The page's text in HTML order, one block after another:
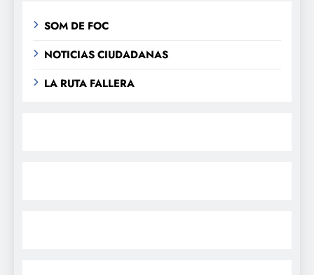
SOM DE FOC
NOTICIAS CIUDADANAS
LA RUTA FALLERA